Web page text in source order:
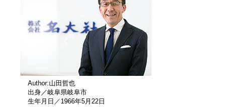
Author:山田哲也
出身／岐阜県岐阜市
生年月日／1966年5月22日